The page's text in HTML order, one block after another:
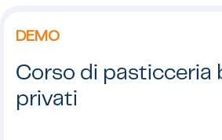
DEMO
Corso di pasticceria
privati